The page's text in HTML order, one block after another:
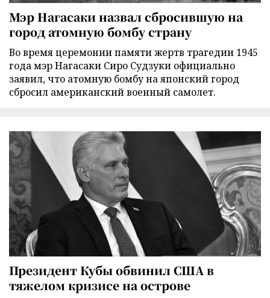
Мэр Нагасаки назвал сбросившую на
город атомную бомбу страну
Во время церемонии памяти жертв трагедии 1945
года мэр Нагасаки Сиро Судзуки официально
заявил, что атомную бомбу на японский город
сбросил американский военный самолет.
Президент Кубы обвинил США в
тяжелом кризисе на острове